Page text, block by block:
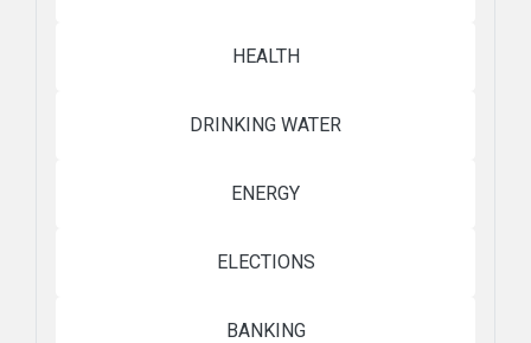
HEALTH
DRINKING WATER
ENERGY
ELECTIONS
BANKING